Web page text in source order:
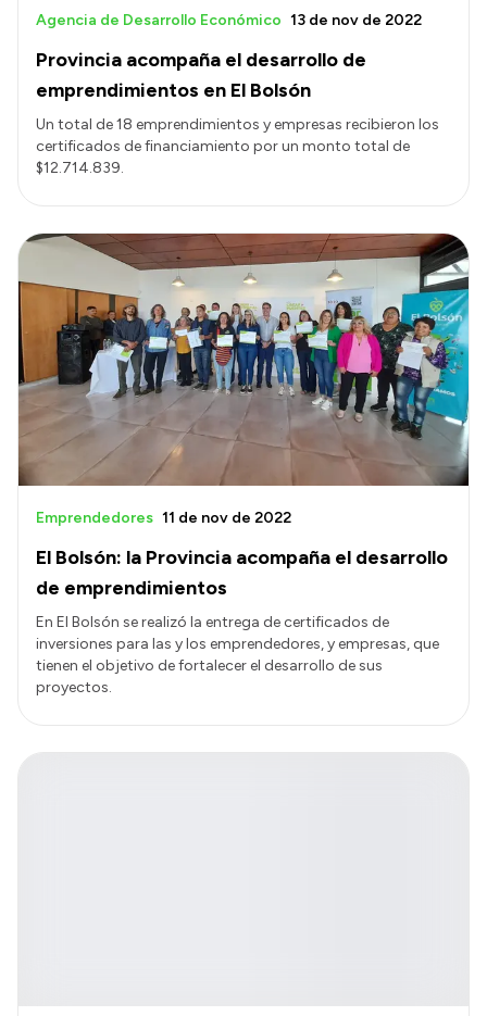
Provincia acompaña el desarrollo de
emprendimientos en El Bolsón
Agencia de Desarrollo Económico 13 de nov de 2022
Un total de 18 emprendimientos y empresas recibieron los
certificados de financiamiento por un monto total de
$12.714.839.
El Bolsón: la Provincia acompaña el desarrollo
de emprendimientos
Emprendedores 11 de nov de 2022
En El Bolsón se realizó la entrega de certificados de
inversiones para las y los emprendedores, y empresas, que
tienen el objetivo de fortalecer el desarrollo de sus
proyectos.